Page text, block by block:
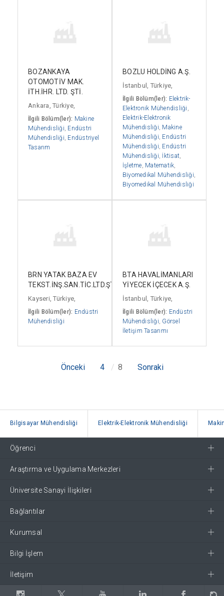
BOZANKAYA
OTOMOTİV MAK.
İTH.İHR. LTD. ŞTİ.
Ankara, Türkiye,
İlgili Bölüm(ler): Makine
Mühendisliği, Endüstri
Mühendisliği, Endüstriyel
Tasarım
BOZLU HOLDİNG A.Ş.
İstanbul, Türkiye,
İlgili Bölüm(ler): Elektrik-
Elektronik Mühendisliği ,
Elektrik-Elektronik
Mühendisliği, Makine
Mühendisliği, Endüstri
Mühendisliği, Endüstri
Mühendisliği, İktisat,
İşletme, Matematik,
Biyomedikal Mühendisliği,
Biyomedikal Mühendisliği
BRN YATAK BAZA EV
TEKST.İNŞ.SAN.TİC.LTD.ŞTİ.
Kayseri, Türkiye,
İlgili Bölüm(ler): Endüstri
Mühendisliği
BTA HAVALİMANLARI
YİYECEK İÇECEK A.Ş.
İstanbul, Türkiye,
İlgili Bölüm(ler): Endüstri
Mühendisliği, Görsel
İletişim Tasarımı
Önceki 4 8 Sonraki
Bilgisayar Mühendisliği Elektrik-Elektronik Mühendisliği
Öğrenci
Araştırma ve Uygulama Merkezleri
Üniversite Sanayi İlişkileri
Bağlantılar
Kurumsal
Bilgi İşlem
İletişim